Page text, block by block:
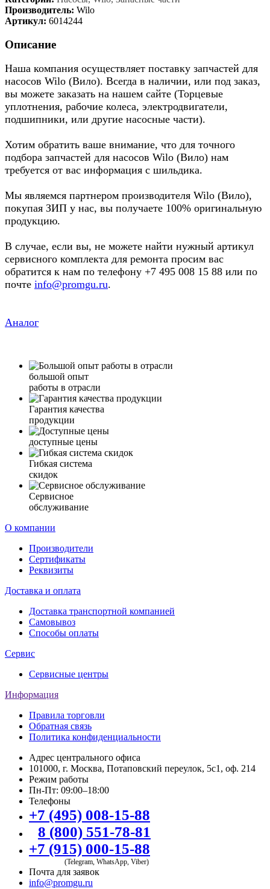
Производитель: Wilo
Артикул: 6014244
Описание
Наша компания осуществляет поставку запчастей для
насосов Wilo (Вило). Всегда в наличии, или под заказ,
вы можете заказать на нашем сайте (Торцевые
уплотнения, рабочие колеса, электродвигатели,
подшипники, или другие насосные части).
Хотим обратить ваше внимание, что для точного
подбора запчастей для насосов Wilo (Вило) нам
требуется от вас информация с шильдика.
Мы являемся партнером производителя Wilo (Вило),
покупая ЗИП у нас, вы получаете 100% оригинальную
продукцию.
В случае, если вы, не можете найти нужный артикул
сервисного комплекта для ремонта просим вас
обратится к нам по телефону +7 495 008 15 88 или по
почте info@promgu.ru.
Аналог
большой опыт
работы в отрасли
Гарантия качества
продукции
доступные цены
Гибкая система
скидок
Сервисное
обслуживание
О компании
Производители
Сертификаты
Реквизиты
Доставка и оплата
Доставка транспортной компанией
Самовывоз
Способы оплаты
Сервис
Сервисные центры
Информация
Правила торговли
Обратная связь
Политика конфиденциальности
Адрес центрального офиса
101000, г. Москва, Потаповский переулок, 5с1, оф. 214
Режим работы
Пн-Пт: 09:00–18:00
Телефоны
+7 (495) 008-15-88
8 (800) 551-78-81
+7 (915) 000-15-88
(Telegram, WhatsApp, Viber)
Почта для заявок
info@promgu.ru